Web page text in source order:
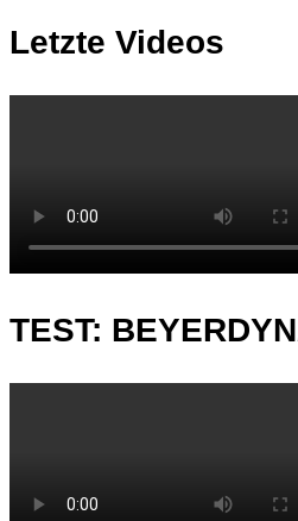
Letzte Videos
TEST: